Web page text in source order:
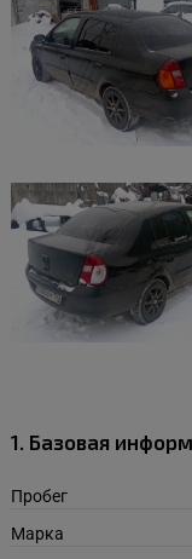
1. Базовая
Пробег
Марка